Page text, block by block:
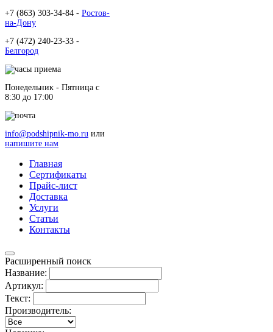
+7 (863) 303-34-84 - Ростов-
на-Дону
+7 (472) 240-23-33 -
Белгород
Понедельник - Пятница c
8:30 до 17:00
info@podshipnik-mo.ru или
напишите нам
Главная
Сертификаты
Прайс-лист
Доставка
Услуги
Статьи
Контакты
Расширенный поиск
Название:
Артикул:
Текст:
Производитель: